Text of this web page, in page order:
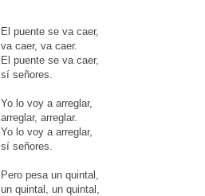
El puente se va caer,
va caer, va caer.
El puente se va caer,
sí señores.
Yo lo voy a arreglar,
arreglar, arreglar.
Yo lo voy a arreglar,
sí señores.
Pero pesa un quintal,
un quintal, un quintal,